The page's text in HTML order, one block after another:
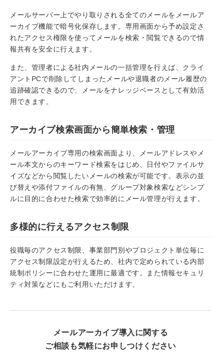
メールサーバー上でやり取りされる全てのメールをメールア
ーカイブ機能で暗号化保存します。専用画面から予め設定さ
れたアクセス権限を使ってメールを検索・閲覧できるので情
報共有を安全に行えます。
また、管理者による社内メールの一括管理を行えば、クライ
アントPCで削除してしまったメールや退職者のメール履歴の
追跡確認できるので、メールをナレッジベースとして有効活
用できます。
アーカイブ検索画面から簡単検索・管理
メールアーカイブ専用の検索画面より、メールアドレスやメ
ール本文からのキーワード検索をはじめ、日付やファイルサ
イズなどから閲覧したいメールの検索が可能です。表示の並
び替えや添付ファイルの有無、グループ対象検索などシンプ
ルに目的に合わせた検索で効率的にメール管理が行えます。
多様的に行えるアクセス制限
役職毎のアクセス制限、事業部門別やプロジェクト単位毎に
アクセス制限設定が行えるため、社内で定められている内部
統制ポリシーに合わせた運用に最適です。また情報セキュリ
ティ対策などにもご利用いただけます。
メールアーカイブ導入に関する
ご相談も気軽にお申しつけください